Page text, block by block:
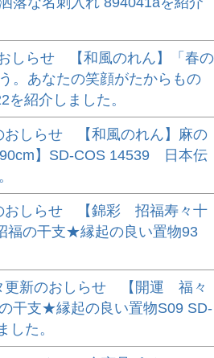
しらせ 【和風のれん】「春の
。あなたの笑顔がたからもの
を紹介しました。
しらせ 【和風のれん】麻の
】SD-COS 14539 日本伝
おしらせ 【錦彩 招福寿々十
福の干支★縁起の良い置物93
更新のおしらせ 【開運 福々
干支★縁起の良い置物S09 SD-
た。